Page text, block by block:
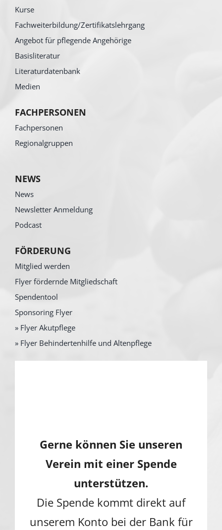
Kurse
Fachweiterbildung/Zertifikatslehrgang
Angebot für pflegende Angehörige
Basisliteratur
Literaturdatenbank
Medien
FACHPERSONEN
Fachpersonen
Regionalgruppen
NEWS
News
Newsletter Anmeldung
Podcast
FÖRDERUNG
Mitglied werden
Flyer fördernde Mitgliedschaft
Spendentool
Sponsoring Flyer
» Flyer Akutpflege
» Flyer Behindertenhilfe und Altenpflege
Gerne können Sie unseren
Verein mit einer Spende
unterstützen.
Die Spende kommt direkt auf
unserem Konto bei der Bank für